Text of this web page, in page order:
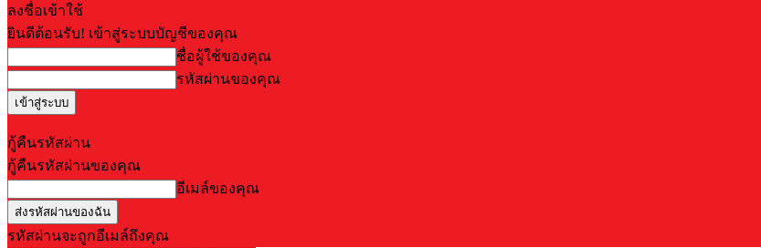
ลงชื่อเข้าใช้
ยินดีต้อนรับ! เข้าสู่ระบบบัญชีของคุณ
ชื่อผู้ใช้ของคุณ
รหัสผ่านของคุณ
กู้คืนรหัสผ่าน
กู้คืนรหัสผ่านของคุณ
อีเมล์ของคุณ
รหัสผ่านจะถูกอีเมล์ถึงคุณ